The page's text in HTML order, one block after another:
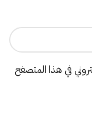
في هذا المتصفح